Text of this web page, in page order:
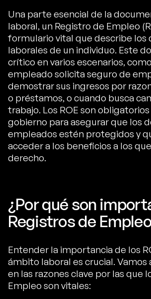
Una parte esencial de la
laboral, un Registro de Empleo
formulario vital que describe los
laborales de un individuo. Este
crítico en varios escenarios,
empleado solicita seguro de
demostrar sus ingresos por
o préstamos, o cuando busca
trabajo. Los ROE son
gobierno para asegurar que los
empleados estén protegidos y
acceder a los beneficios a los
derecho.
¿Por qué son
Registros de
Entender la importancia de los
ámbito laboral es crucial.
en las razones clave por las que
Empleo son vitales: